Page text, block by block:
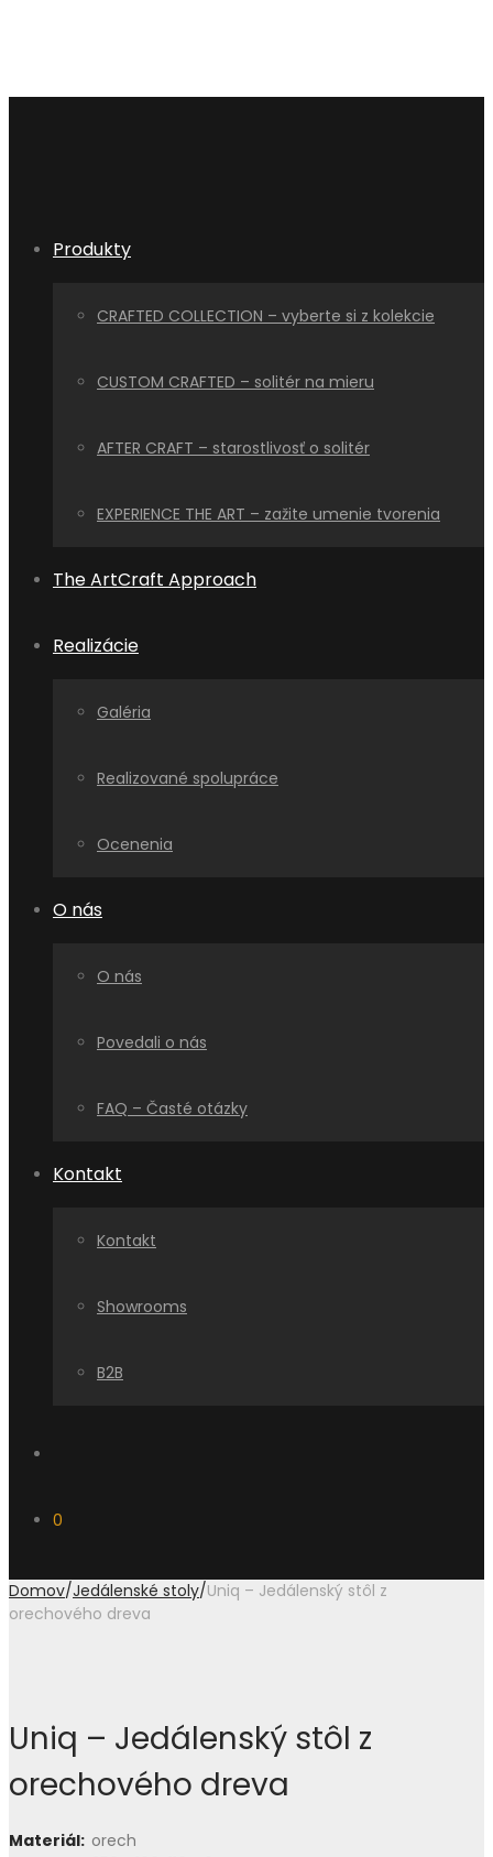
Produkty
CRAFTED COLLECTION – vyberte si z kolekcie
CUSTOM CRAFTED – solitér na mieru
AFTER CRAFT – starostlivosť o solitér
EXPERIENCE THE ART – zažite umenie tvorenia
The ArtCraft Approach
Realizácie
Galéria
Realizované spolupráce
Ocenenia
O nás
O nás
Povedali o nás
FAQ – Časté otázky
Kontakt
Kontakt
Showrooms
B2B
0
Domov/Jedálenské stoly/Uniq – Jedálenský stôl z
orechového dreva
Uniq – Jedálenský stôl z
orechového dreva
Materiál: orech